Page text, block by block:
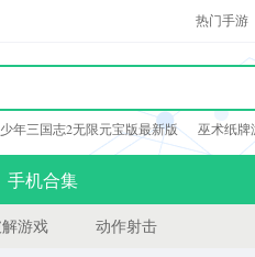
热门手游
少年三国志2无限元宝版最新版 巫术纸牌
手机合集
游戏 动作射击